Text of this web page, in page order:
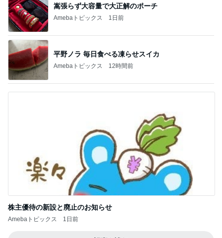
嵩張らず大容量で大正解のポーチ
Amebaトピックス 1日前
平野ノラ 毎日食べる凍らせスイカ
Amebaトピックス 12時間前
株主優待の新設と廃止のお知らせ
Amebaトピックス 1日前